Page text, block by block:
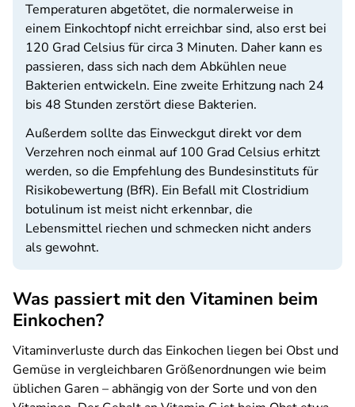
Temperaturen abgetötet, die normalerweise in
einem Einkochtopf nicht erreichbar sind, also erst bei
120 Grad Celsius für circa 3 Minuten. Daher kann es
passieren, dass sich nach dem Abkühlen neue
Bakterien entwickeln. Eine zweite Erhitzung nach 24
bis 48 Stunden zerstört diese Bakterien.
Außerdem sollte das Einweckgut direkt vor dem
Verzehren noch einmal auf 100 Grad Celsius erhitzt
werden, so die Empfehlung des Bundesinstituts für
Risikobewertung (BfR). Ein Befall mit Clostridium
botulinum ist meist nicht erkennbar, die
Lebensmittel riechen und schmecken nicht anders
als gewohnt.
Was passiert mit den Vitaminen beim
Einkochen?
Vitaminverluste durch das Einkochen liegen bei Obst und
Gemüse in vergleichbaren Größenordnungen wie beim
üblichen Garen – abhängig von der Sorte und von den